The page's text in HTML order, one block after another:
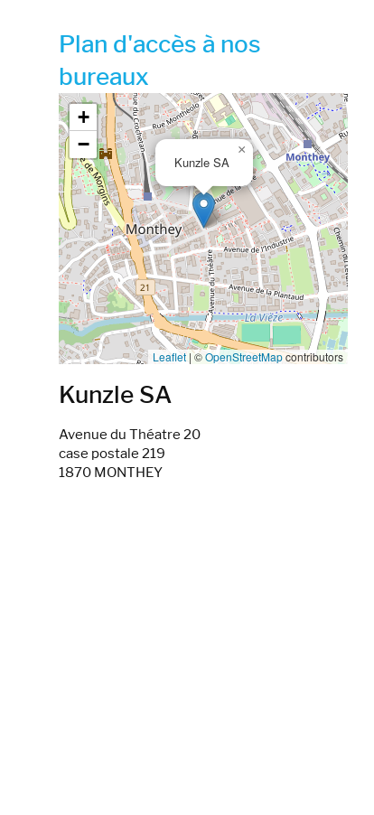
Plan d'accès à nos
bureaux
Google map_canvas_agence
Kunzle SA
×
+
−
Leaflet |©OpenStreetMapcontributors
Kunzle SA
Avenue du Théatre 20
case postale 219
1870 MONTHEY